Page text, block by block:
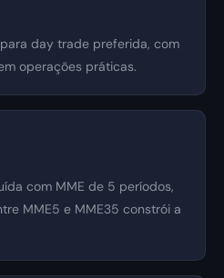
day trade preferida, com
operações práticas.
com MME de 5 períodos,
MME5 e MME35 constrói a